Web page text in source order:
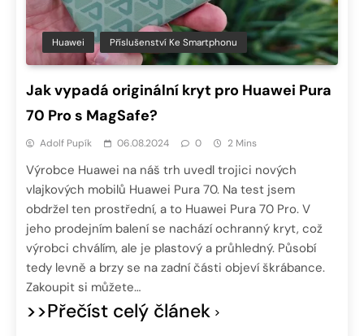
Huawei Příslušenství Ke Smartphonu
Jak vypadá originální kryt pro Huawei Pura
70 Pro s MagSafe?
Adolf Pupík 06.08.2024 0 2 Mins
Výrobce Huawei na náš trh uvedl trojici nových
vlajkových mobilů Huawei Pura 70. Na test jsem
obdržel ten prostřední, a to Huawei Pura 70 Pro. V
jeho prodejním balení se nachází ochranný kryt, což
výrobci chválím, ale je plastový a průhledný. Působí
tedy levně a brzy se na zadní části objeví škrábance.
Zakoupit si můžete…
>>Přečíst celý článek